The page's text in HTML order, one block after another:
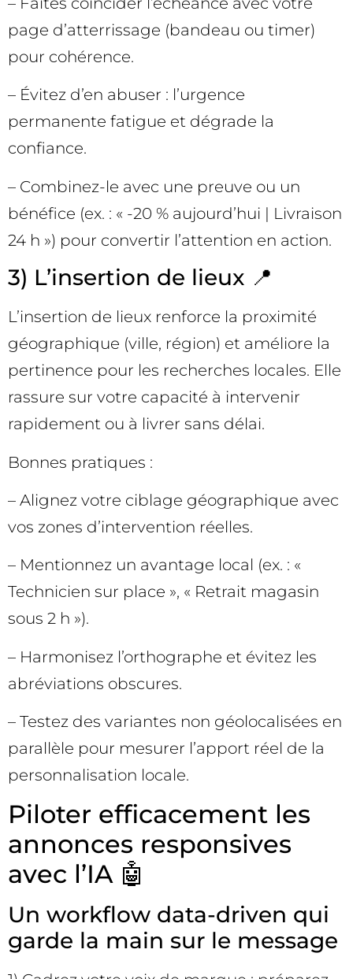
page d’atterrissage (bandeau ou timer)
pour cohérence.
– Évitez d’en abuser : l’urgence
permanente fatigue et dégrade la
confiance.
– Combinez-le avec une preuve ou un
bénéfice (ex. : « -20 % aujourd’hui | Livraison
24 h ») pour convertir l’attention en action.
3) L’insertion de lieux 📍
L’insertion de lieux renforce la proximité
géographique (ville, région) et améliore la
pertinence pour les recherches locales. Elle
rassure sur votre capacité à intervenir
rapidement ou à livrer sans délai.
Bonnes pratiques :
– Alignez votre ciblage géographique avec
vos zones d’intervention réelles.
– Mentionnez un avantage local (ex. : «
Technicien sur place », « Retrait magasin
sous 2 h »).
– Harmonisez l’orthographe et évitez les
abréviations obscures.
– Testez des variantes non géolocalisées en
parallèle pour mesurer l’apport réel de la
personnalisation locale.
Piloter efficacement les
annonces responsives
avec l’IA 🤖
Un workflow data-driven qui
garde la main sur le message